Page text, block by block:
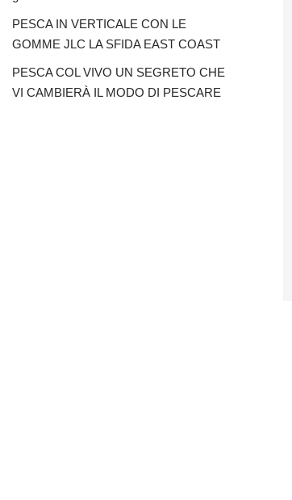
PESCA IN VERTICALE CON LE
GOMME JLC LA SFIDA EAST COAST
PESCA COL VIVO UN SEGRETO CHE
VI CAMBIERÀ IL MODO DI PESCARE